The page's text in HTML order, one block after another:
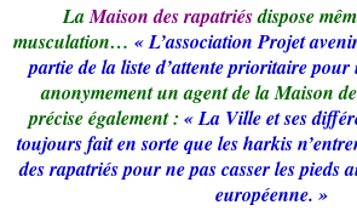
LaMaison des rapatriésdispose
musculation… « L’association Projet
partie de la liste d’attente prioritaire
anonymement un agent de la Maison
précise également : « La Ville et ses
toujours fait en sorte que les harkis
des rapatriés pour ne pas casser les pieds
européenne. »